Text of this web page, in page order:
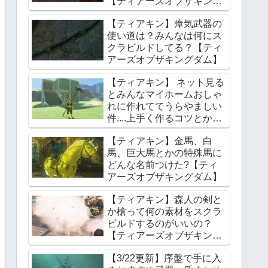
ダム】
【ティアキン】瘴気武器の
使い道は？みんなは何にス
クラビルドしてる？【ティ
アーズオブザキングダム】
【ティアキン】 ネット見る
とみんなマイホームおしゃ
れに作れててうらやましい
件....上手く作るコツとかあ
る？【ティアーズオブザキ
ングダム】
【ティアキン】金馬、白
馬、巨大馬とかの特殊馬に
どんな名前つけた?【ティ
アーズオブザキングダム】
【ティアキン】森人の剣と
か槍って何の素材をスクラ
ビルドするのがいいの？
【ティアーズオブザキング
ダム】
【3/22更新】序盤で手に入